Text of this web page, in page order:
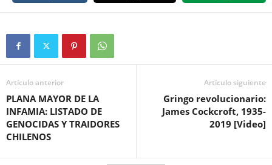
Artículo anterior
PLANA MAYOR DE LA
INFAMIA: LISTADO DE
GENOCIDAS Y TRAIDORES
CHILENOS
Artículo siguiente
Gringo revolucionario:
James Cockcroft, 1935-
2019 [Video]